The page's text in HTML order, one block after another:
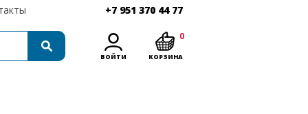
+7 951 370 44 77
ВОЙТИ КОРЗИНА
0